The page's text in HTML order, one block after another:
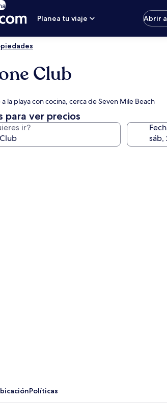
Planea tu viaje
Abrir
Club
la playa con cocina, cerca de Seven Mile Beach
para ver precios
ir?
Políticas